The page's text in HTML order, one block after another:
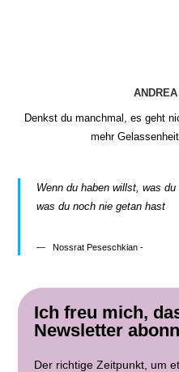
Denkst du manchmal, es geht
mehr
Wenn du haben willst, was
was du noch nie getan hast
Nossrat Peseschkian -
Ich freu mich,
Newsletter
Der richtige Zeitpunkt, um